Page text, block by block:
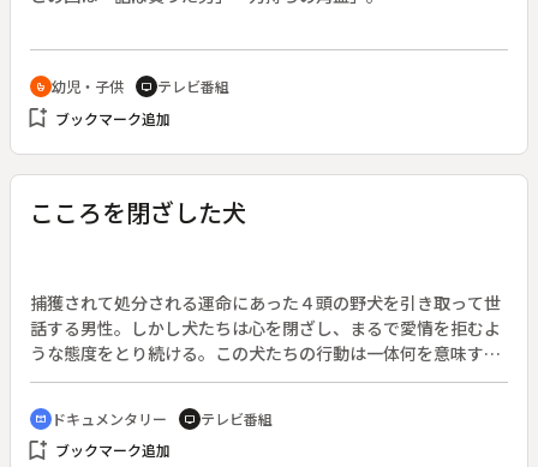
crib 幼児・子供 tv テレビ番組
bookmark_add ブックマーク追加
こころを閉ざした犬
捕獲されて処分される運命にあった４頭の野犬を引き取って世
話する男性。しかし犬たちは心を閉ざし、まるで愛情を拒むよ
うな態度をとり続ける。この犬たちの行動は一体何を意味する
ものなのか。◆仙台市中心部から車で２０分。山あいにひっそ
りと建つ小屋がある。小屋には４匹の犬が飼われている。しか
し近づいても吠えたりうなったりせず、小屋の中に体をピタリ
と寄せ微動だにしない。あるものは虚空を見つめ、あるものは
cinematic_blur ドキュメンタリー tv テレビ番組
bookmark_add ブックマーク追加